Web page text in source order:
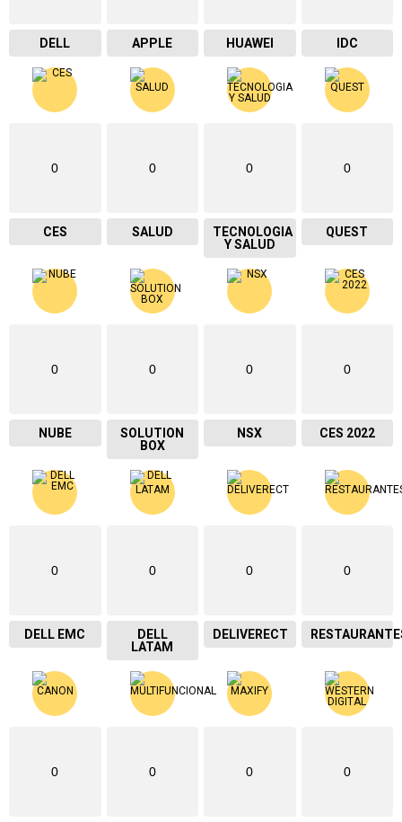
DELL APPLE HUAWEI IDC
0
CES
0
SALUD
0
TECNOLOGIA
Y SALUD
0
QUEST
0
NUBE
0
SOLUTION
BOX
0
NSX
0
CES 2022
0
DELL EMC
0
DELL
LATAM
0
DELIVERECT
0
0 0 0 0